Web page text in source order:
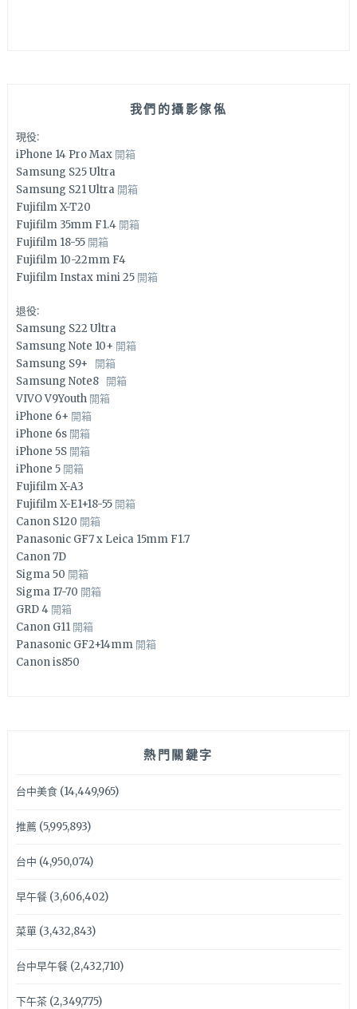
我們的攝影傢俬
現役:
iPhone 14 Pro Max 開箱
Samsung S25 Ultra
Samsung S21 Ultra 開箱
Fujifilm X-T20
Fujifilm 35mm F1.4 開箱
Fujifilm 18-55 開箱
Fujifilm 10-22mm F4
Fujifilm Instax mini 25 開箱
退役:
Samsung S22 Ultra
Samsung Note 10+ 開箱
Samsung S9+ 開箱
Samsung Note8 開箱
VIVO V9Youth 開箱
iPhone 6+ 開箱
iPhone 6s 開箱
iPhone 5S 開箱
iPhone 5 開箱
Fujifilm X-A3
Fujifilm X-E1+18-55 開箱
Canon S120 開箱
Panasonic GF7 x Leica 15mm F1.7
Canon 7D
Sigma 50 開箱
Sigma 17-70 開箱
GRD 4 開箱
Canon G11 開箱
Panasonic GF2+14mm 開箱
Canon is850
熱門關鍵字
台中美食(14,449,965)
推薦(5,995,893)
台中 (4,950,074)
早午餐(3,606,402)
菜單(3,432,843)
台中早午餐(2,432,710)
下午茶(2,349,775)